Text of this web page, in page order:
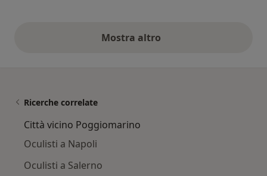
Mostra altroopinioni di cui sopra
Ricerche correlate
Città vicino Poggiomarino
Oculisti a Napoli
Oculisti a Salerno